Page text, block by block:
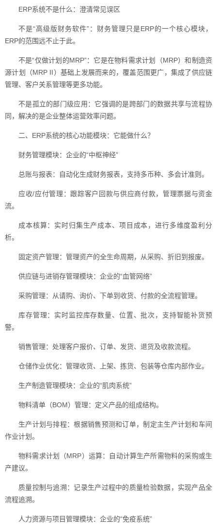
ERP系统不是什么：澄清常见误区
不是“高级版财务软件”：财务管理只是ERP的一个核心模块，
ERP的范围远不止于此。
不是“仅做计划的MRP”：它是在物料需求计划（MRP）和制造资
源计划（MRP II）基础上发展而来的，覆盖范围更广，集成了供应链
管理、客户关系管理等更多功能。
不是孤立的部门级应用：它强调的是跨部门的数据共享与流程协
同，解决的是企业整体运营效率问题。
二、ERP系统的核心功能模块：它能做什么？
财务管理模块：企业的“中枢神经”
总账与报表：自动化生成财务报表，支持多币种、多会计准则。
应收/应付管理：跟踪客户回款与供应商付款，管理票据与资金
流。
成本核算：实时归集生产成本、项目成本，进行多维度盈利分
析。
固定资产管理：管理资产的全生命周期，从采购、折旧到报废。
供应链与进销存管理模块：企业的“血管网络”
采购管理：从请购、询价、下单到收货、付款的全流程管理。
库存管理：实时监控库存数量、位置、批次，支持智能补货预
警。
销售管理：处理客户报价、订单、发货、退货及收款流程。
仓储作业优化：管理收货、上架、拣货、包装等仓库内部作业。
生产制造管理模块：企业的“肌肉系统”
物料清单（BOM）管理：定义产品的组成结构。
生产计划与排程：根据销售预测和订单，制定主生产计划和车间
作业计划。
物料需求计划（MRP）运算：自动计算生产所需物料的采购或生
产建议。
质量控制与追溯：记录生产过程中的质量检验数据，实现产品全
流程追溯。
人力资源与项目管理模块：企业的“免疫系统”